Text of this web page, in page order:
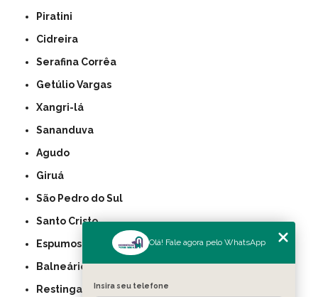
Piratini
Cidreira
Serafina Corrêa
Getúlio Vargas
Xangri-lá
Sananduva
Agudo
Giruá
São Pedro do Sul
Santo Cristo
Espumoso
Balneário Pinhal
Restinga Sêca
Olá! Fale agora pelo WhatsApp
Insira seu telefone